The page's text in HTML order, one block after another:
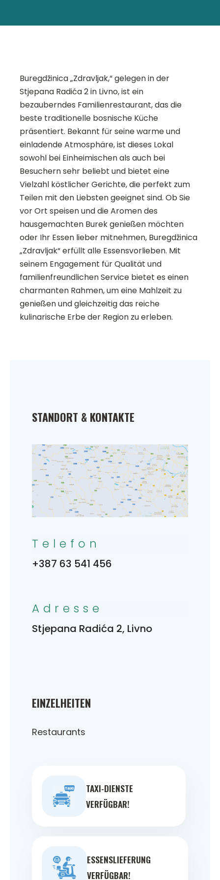
Buregdžinica „Zdravljak,“ gelegen in der
Stjepana Radića 2 in Livno, ist ein
bezauberndes Familienrestaurant, das die
beste traditionelle bosnische Küche
präsentiert. Bekannt für seine warme und
einladende Atmosphäre, ist dieses Lokal
sowohl bei Einheimischen als auch bei
Besuchern sehr beliebt und bietet eine
Vielzahl köstlicher Gerichte, die perfekt zum
Teilen mit den Liebsten geeignet sind. Ob Sie
vor Ort speisen und die Aromen des
hausgemachten Burek genießen möchten
oder Ihr Essen lieber mitnehmen, Buregdžinica
„Zdravljak“ erfüllt alle Essensvorlieben. Mit
seinem Engagement für Qualität und
familienfreundlichen Service bietet es einen
charmanten Rahmen, um eine Mahlzeit zu
genießen und gleichzeitig das reiche
kulinarische Erbe der Region zu erleben.
EINZELHEITEN
Restaurants
TAXI-DIENSTE
VERFÜGBAR!
ESSENSLIEFERUNG
VERFÜGBAR!
STANDORT & KONTAKTE
Telefon
+387 63 541 456
Adresse
Stjepana Radića 2, Livno